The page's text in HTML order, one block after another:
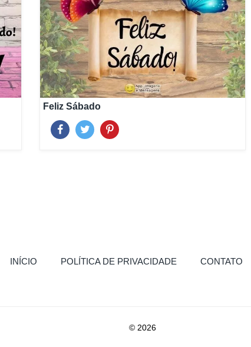
Feliz Sábado
INÍCIO (CURRENT)
POLÍTICA DE PRIVACIDADE CONTATO
© 2026